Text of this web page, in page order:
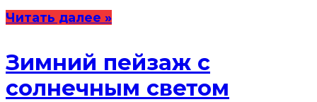
Читать далее »
Зимний пейзаж с
солнечным светом